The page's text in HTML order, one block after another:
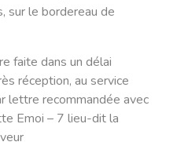
sur le bordereau de
faite dans un délai
réception, au service
lettre recommandée avec
Emoi – 7 lieu-dit la